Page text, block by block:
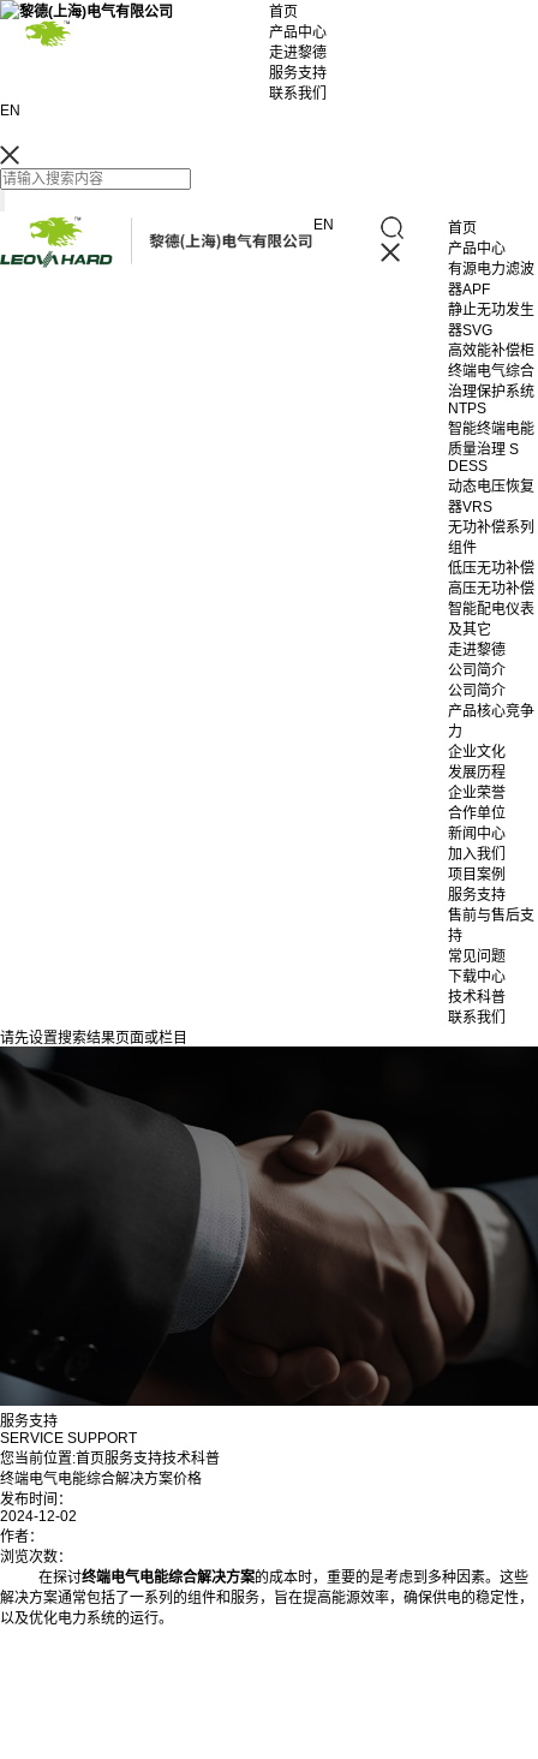
首页
产品中心
走进黎德
服务支持
联系我们
EN
EN
首页
产品中心
有源电力滤波
器APF
静止无功发生
器SVG
高效能补偿柜
终端电气综合
治理保护系统
NTPS
智能终端电能
质量治理 S
DESS
动态电压恢复
器VRS
无功补偿系列
组件
低压无功补偿
高压无功补偿
智能配电仪表
及其它
走进黎德
公司简介
公司简介
产品核心竞争
力
企业文化
发展历程
企业荣誉
合作单位
新闻中心
加入我们
项目案例
服务支持
售前与售后支
持
常见问题
下载中心
技术科普
联系我们
请先设置搜索结果页面或栏目
服务支持
SERVICE SUPPORT
您当前位置:首页服务支持技术科普
终端电气电能综合解决方案价格
发布时间：
2024-12-02
作者：
浏览次数：
在探讨终端电气电能综合解决方案的成本时，重要的是考虑到多种因素。这些
解决方案通常包括了一系列的组件和服务，旨在提高能源效率，确保供电的稳定性，
以及优化电力系统的运行。